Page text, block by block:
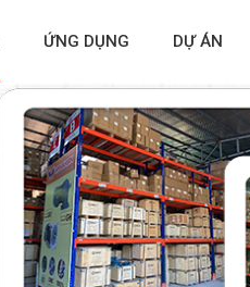
ỨNG DỤNG DỰ ÁN